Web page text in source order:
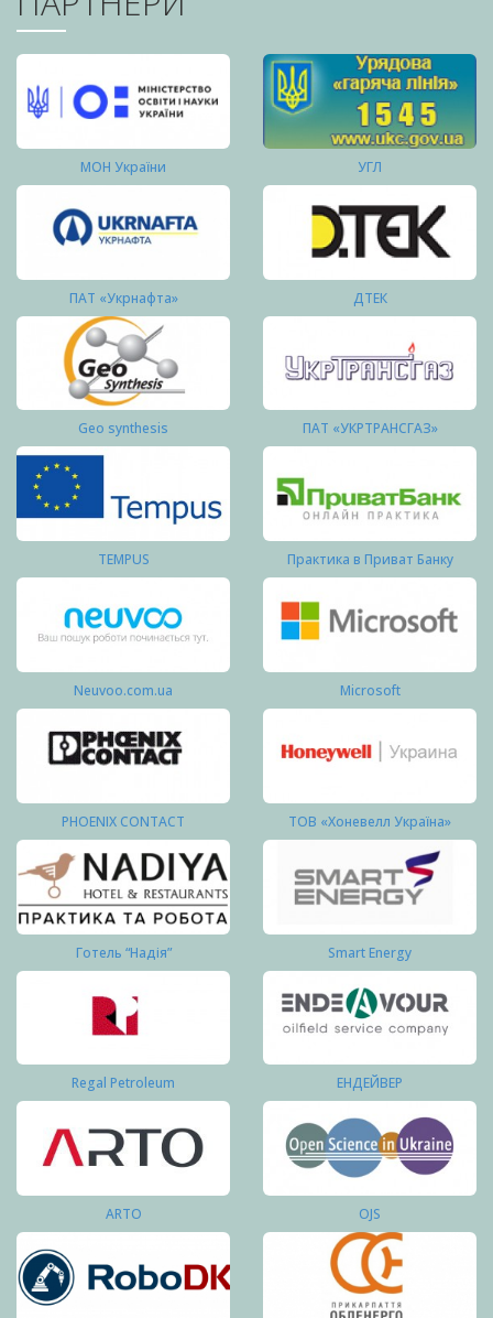
МОН України УГЛ
ПАТ «Укрнафта» ДТЕК
Geo synthesis ПАТ «УКРТРАНСГАЗ»
TEMPUS Практика в Приват Банку
Neuvoo.com.ua Microsoft
PHOENIX CONTACT ТОВ «Хоневелл Україна»
Готель “Надія” Smart Energy
Regal Petroleum ЕНДЕЙВЕР
ARTO OJS